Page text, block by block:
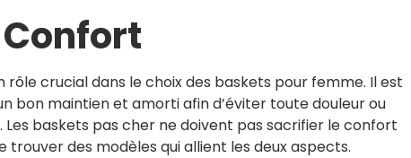
rôle crucial dans le choix des baskets pour femme. Il est
bon maintien et amorti afin d’éviter toute douleur ou
baskets pas cher ne doivent pas sacrifier le confort
des modèles qui allient les deux aspects.